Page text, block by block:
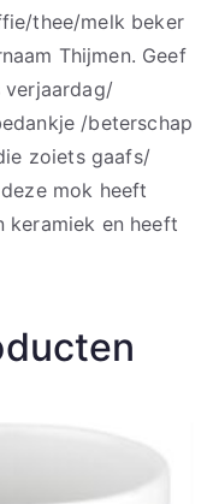
thee/melk beker
Thijmen. Geef
/beterschap
zoiets gaafs/
mok heeft
keramiek en heeft